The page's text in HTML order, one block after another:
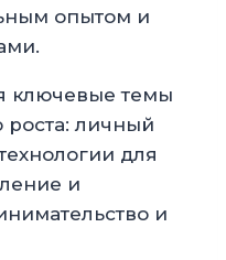
опытом и
ключевые темы
роста: личный
для
и
и